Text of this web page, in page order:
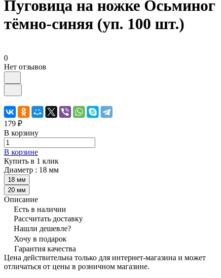
Пуговица на ножке Осьминог
тёмно-синяя (уп. 100 шт.)
0
Нет отзывов
179 ₽
В корзину
В корзине
Купить в 1 клик
Диаметр : 18 мм
18 мм
20 мм
Описание
Есть в наличии
Рассчитать доставку
Нашли дешевле?
Хочу в подарок
Гарантия качества
Цена действительна только для интернет-магазина и может
отличаться от цены в розничном магазине.